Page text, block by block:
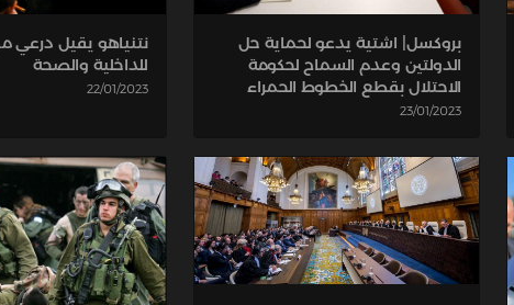
بروكسل| اشتية يدعو لحماية حل
الدولتين وعدم السماح لحكومة
الاحتلال بقطع الخطوط الحمراء
23/01/2023
نتنياهو يقيل درعي
للداخلية والصحة
22/01/2023